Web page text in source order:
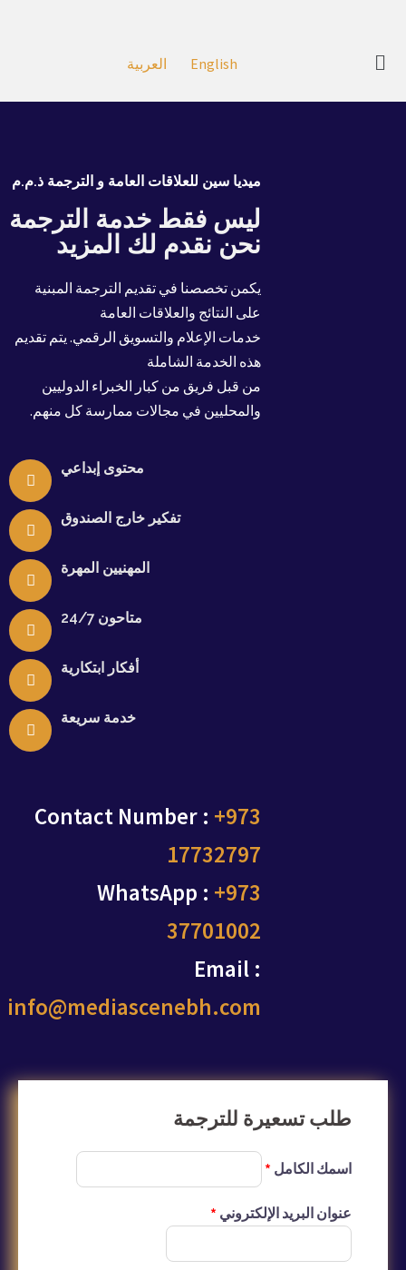
English العربية
ميديا سين للعلاقات العامة و الترجمة ذ.م.م
ليس فقط خدمة الترجمة
نحن نقدم لك المزيد
يكمن تخصصنا في تقديم الترجمة المبنية
على النتائج والعلاقات العامة
خدمات الإعلام والتسويق الرقمي. يتم تقديم
هذه الخدمة الشاملة
من قبل فريق من كبار الخبراء الدوليين
والمحليين في مجالات ممارسة كل منهم.
محتوى إبداعي
تفكير خارج الصندوق
المهنيين المهرة
متاحون 24/7
أفكار ابتكارية
خدمة سريعة
Contact Number :+973
17732797
WhatsApp :+973
37701002
Email :
info@mediascenebh.com
طلب تسعيرة للترجمة
اسمك الكامل *
عنوان البريد الإلكتروني *